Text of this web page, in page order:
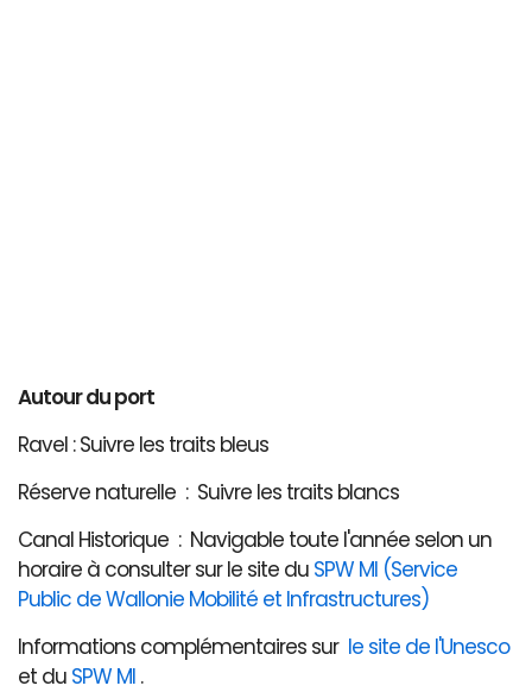
Autour du port
Ravel : Suivre les traits bleus
Réserve naturelle : Suivre les traits blancs
Canal Historique : Navigable toute l'année selon un
horaire à consulter sur le site du SPW MI (Service
Public de Wallonie Mobilité et Infrastructures)
Informations complémentaires sur le site de l'Unesco
et du SPW MI .